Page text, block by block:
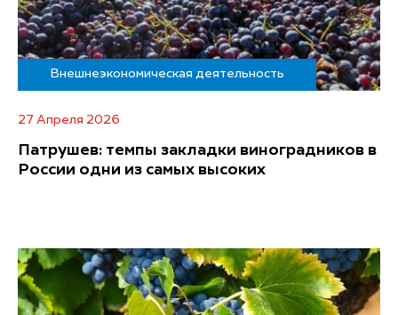
Внешнеэкономическая деятельность
27 Апреля 2026
Патрушев: темпы закладки виноградников в
России одни из самых высоких